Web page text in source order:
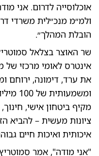
אוכלוסייה לדרום. אני
ולמ״מ מנכ״לית משרדי
הובלת המהלך״.
שר האוצר בצלאל
אינטרס לאומי מרכזי של
את ערד, דימונה, ירוחם
מקיף ביטחון אישי,
ציונות מעשית – להביא
איכותית ואיכות חיים
"אני מודה", אמר